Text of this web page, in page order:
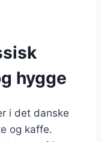
hygge
i det danske
og kaffe.